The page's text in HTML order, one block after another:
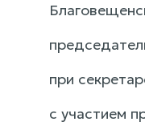
при
с участием